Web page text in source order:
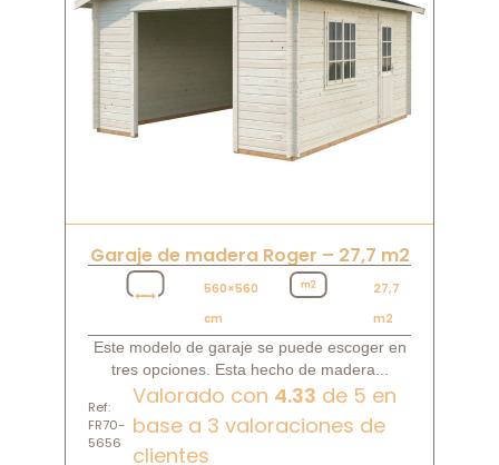
Garaje de madera Roger – 27,7 m2
560×560
cm
27,7
m2
Este modelo de garaje se puede escoger en
tres opciones. Esta hecho de madera...
Ref:
FR70-
5656
Valorado con 4.33 de 5 en
base a 3 valoraciones de
clientes